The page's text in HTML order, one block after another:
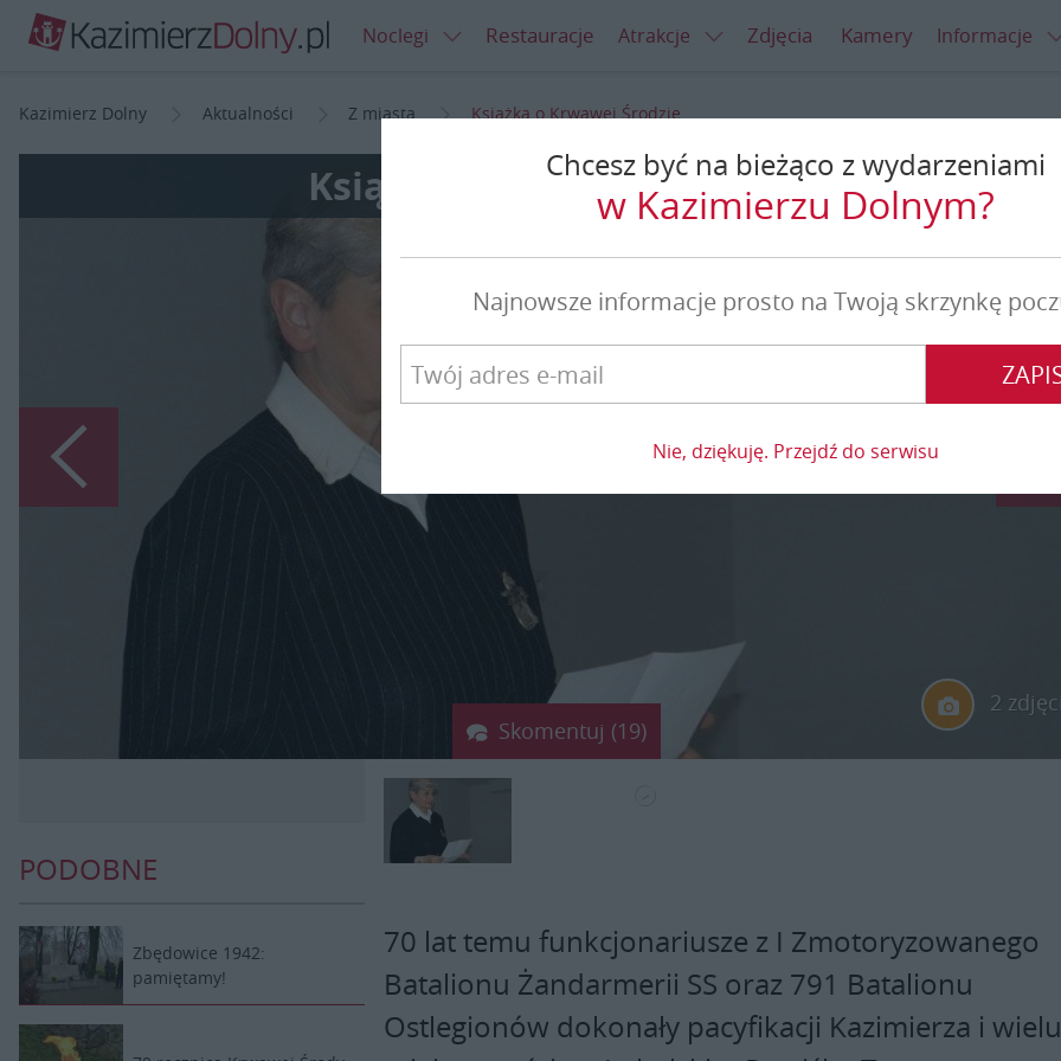
Noclegi Restauracje Atrakcje Zdjęcia Kamery Informacje
Kazimierz Dolny Aktualności Z miasta Książka o Krwawej Środzie
Książka o Krwawej Środzie
2
Poprzedni
Skomentuj (19)
PODOBNE
Zbędowice 1942:
pamiętamy!
70 lat temu funkcjonariusze z I Zmotoryzowanego
Batalionu Żandarmerii SS oraz 791 Batalionu
Ostlegionów dokonały pacyfikacji Kazimierza i
Chcesz być na bieżąco z wydarzeniami
w Kazimierzu Dolnym?
Najnowsze informacje prosto na Twoją skrzynkę
Nie, dziękuję. Przejdź do serwisu